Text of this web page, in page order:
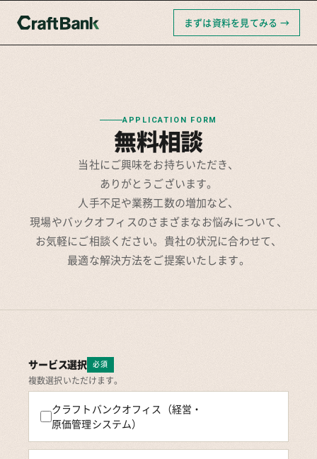
まずは資料を見てみる →
APPLICATION FORM
無料相談
当社にご興味をお持ちいただき、
ありがとうございます。
人手不足や業務工数の増加など、
現場やバックオフィスのさまざまなお悩みについて、
お気軽にご相談ください。貴社の状況に合わせて、
最適な解決方法をご提案いたします。
サービス選択 必須
複数選択いただけます。
クラフトバンクオフィス（経営・
原価管理システム）